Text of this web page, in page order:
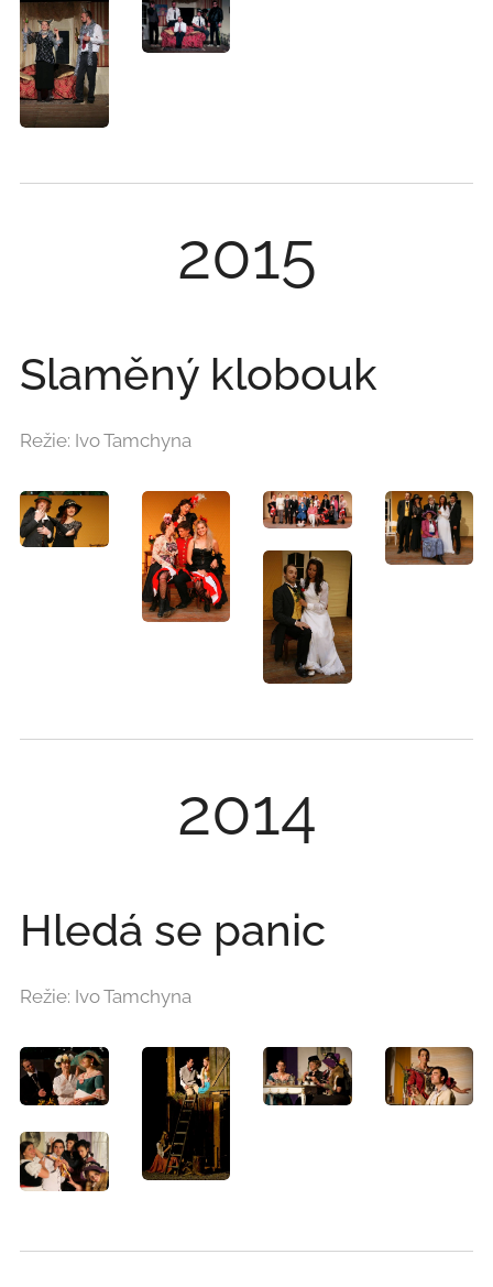
2015
Slaměný klobouk
Režie: Ivo Tamchyna
2014
Hledá se panic
Režie: Ivo Tamchyna